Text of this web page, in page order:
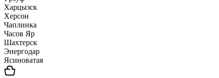
Харцызск
Херсон
Чаплинка
Часов Яр
Шахтерск
Энергодар
Ясиноватая